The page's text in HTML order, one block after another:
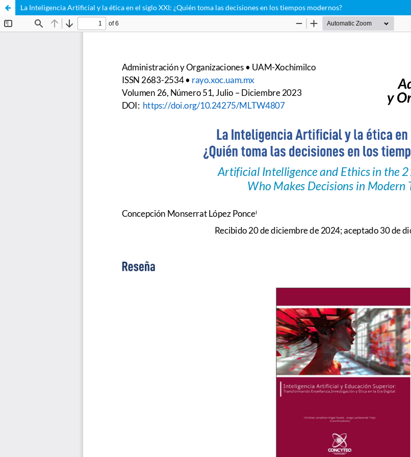
La Inteligencia Artificial y la ética en el siglo XXI: ¿Quién toma las decisiones en los tiempos modernos?